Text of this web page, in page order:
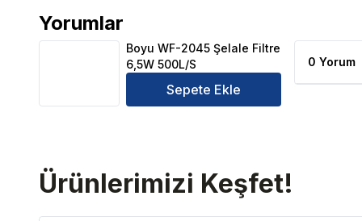
Yorumlar
Boyu WF-2045 Şelale Filtre 6,5W 500L/S Ürün
Boyu WF-2045 Şelale Filtre
6,5W 500L/S
Sepete Ekle
0 Yorum
Ürünlerimizi Keşfet!